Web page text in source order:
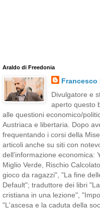
Araldo di Freedonia
Francesco
Divulgatore e
aperto questo
alle questioni economico/
Austriaca e libertaria. Dopo
frequentando i corsi della
articoli anche su siti con
dell'informazione economica:
Miglio Verde, Rischio
gioco da ragazzi", "La fine
Default"; traduttore dei libri
cristiana in una lezione",
"L'ascesa e la caduta della